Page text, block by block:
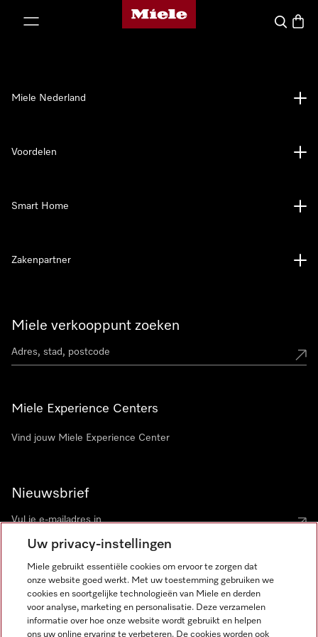
Homepage van Miele
Wat zoek
Miele verkooppunt zoeken
Miele Experience Centers
Vind jouw Miele Experience Center
Nieuwsbrief
Miele Nederland
Voordelen
Smart Home
Zakenpartner
Miele op Instagram
Miele op Facebook
Miele op Youtube
Uw privacy-instellingen
Miele gebruikt essentiële cookies om ervoor te zorgen dat
onze website goed werkt. Met uw toestemming gebruiken we
cookies en soortgelijke technologieën van Miele en derden
voor analyse, marketing en personalisatie. Deze verzamelen
informatie over hoe onze website wordt gebruikt en helpen
ons uw online ervaring te verbeteren. De cookies worden ook